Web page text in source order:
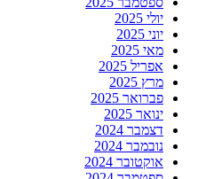
יולי 2025
יוני 2025
מאי 2025
אפריל 2025
מרץ 2025
פברואר 2025
ינואר 2025
דצמבר 2024
נובמבר 2024
אוקטובר 2024